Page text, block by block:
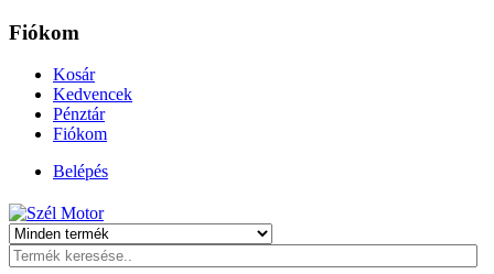
Fiókom
Kosár
Kedvencek
Pénztár
Fiókom
Belépés